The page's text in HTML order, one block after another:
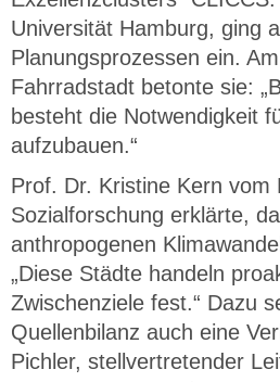
Universität Hamburg, ging
Planungsprozessen ein.
Fahrradstadt betonte sie:
besteht die Notwendigkeit
aufzubauen.“
Prof. Dr. Kristine Kern
Sozialforschung erklärte,
anthropogenen
„Diese Städte handeln
Zwischenziele fest.“ Dazu
Quellenbilanz auch eine
Pichler, stellvertretender